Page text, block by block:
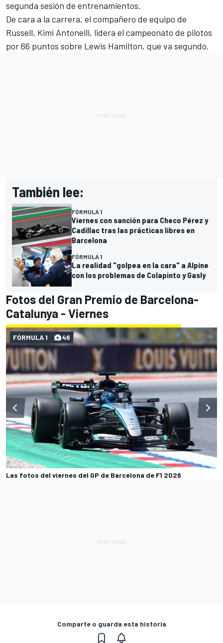
segunda sesión de entrenamientos.
De cara a la carrera, el compañero de equipo de
Russell, Kimi Antonelli, lidera el campeonato de pilotos
por 66 puntos sobre Lewis Hamilton, que va segundo.
También lee:
FÓRMULA 1
Viernes con sanción para Checo Pérez y
Cadillac tras las prácticas libres en
Barcelona
FÓRMULA 1
La realidad "golpea en la cara" a Alpine
con los problemas de Colapinto y Gasly
Fotos del Gran Premio de Barcelona-
Catalunya - Viernes
Las fotos del viernes del GP de Barcelona de F1 2026
FÓRMULA 1 46
Comparte o guarda esta historia